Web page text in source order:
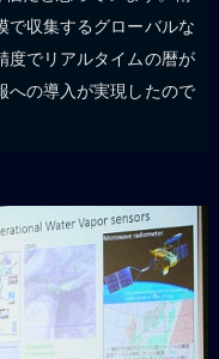
で収集するグローバルな
度でリアルタイムの暦が
への導入が実現したので